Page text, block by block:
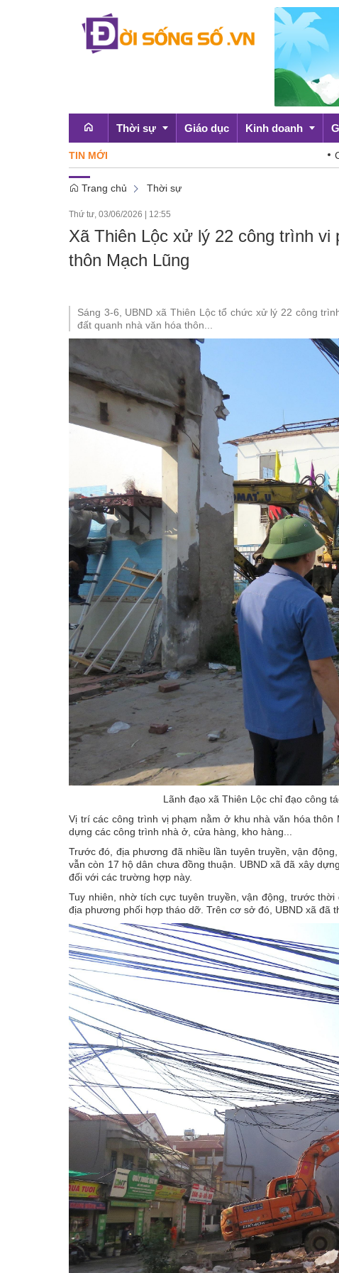
Thời sự
Emagazine
Giáo dục Kinh doanh
TIN MỚI Chứng
Trang chủ Thời sự
Thứ tư, 03/06/2026 12:55
Xã Thiên Lộc xử lý 22 công trình
thôn Mạch Lũng
Sáng 3-6, UBND xã Thiên Lộc tổ chức xử lý 22 công
đất quanh nhà văn hóa thôn...
Lãnh đạo xã Thiên Lộc chỉ đạo công
Vị trí các công trình vị phạm nằm ở khu nhà văn hóa
dựng các công trình nhà ở, cửa hàng, kho hàng...
Trước đó, địa phương đã nhiều lần tuyên truyền, vận
vẫn còn 17 hộ dân chưa đồng thuận. UBND xã đã xây
đối với các trường hợp này.
Tuy nhiên, nhờ tích cực tuyên truyền, vận động, trước
địa phương phối hợp tháo dỡ. Trên cơ sở đó, UBND xã đã